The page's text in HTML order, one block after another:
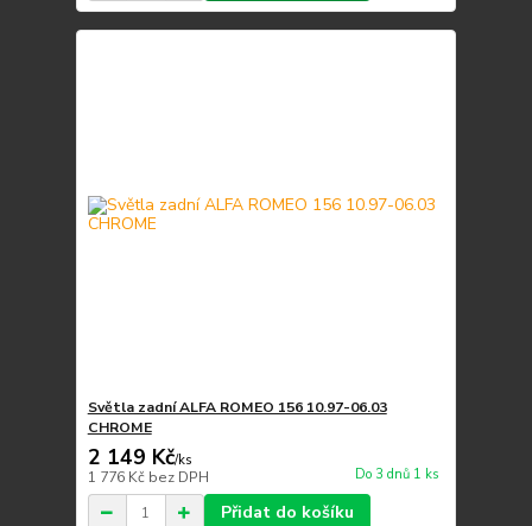
Světla zadní ALFA ROMEO 156 10.97-06.03
CHROME
2 149 Kč/ks
1 776 Kč bez DPH Do 3 dnů 1 ks
Přidat do košíku